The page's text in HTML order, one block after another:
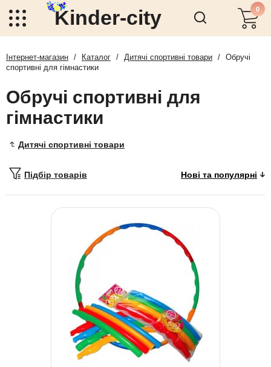
Kinder-city 0
Інтернет-магазин / Каталог / Дитячі спортивні товари / Обручі
спортивні для гімнастики
Обручі спортивні для
гімнастики
Дитячі спортивні товари
Підбір товарів